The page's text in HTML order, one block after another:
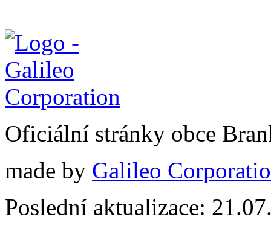
Oficiální stránky obce
made by Galileo
Poslední aktualizace: